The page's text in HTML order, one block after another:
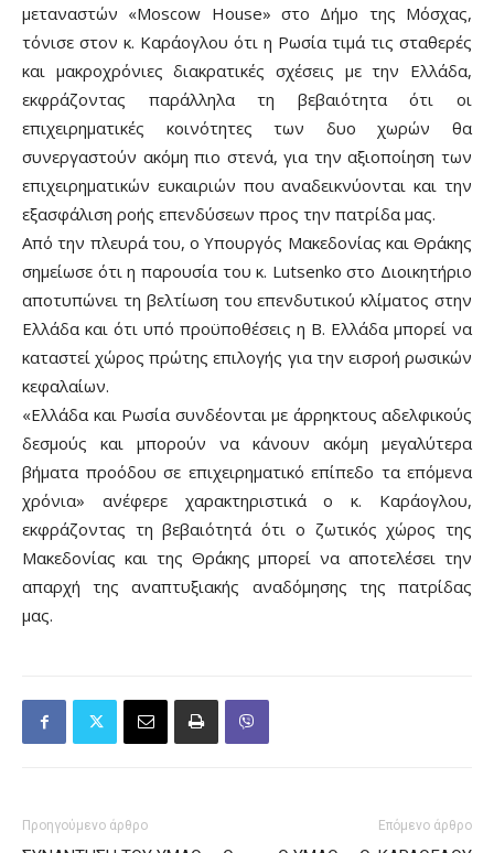
μεταναστών «Moscow House» στο Δήμο της Μόσχας,
τόνισε στον κ. Καράογλου ότι η Ρωσία τιμά τις σταθερές
και μακροχρόνιες διακρατικές σχέσεις με την Ελλάδα,
εκφράζοντας παράλληλα τη βεβαιότητα ότι οι
επιχειρηματικές κοινότητες των δυο χωρών θα
συνεργαστούν ακόμη πιο στενά, για την αξιοποίηση των
επιχειρηματικών ευκαιριών που αναδεικνύονται και την
εξασφάλιση ροής επενδύσεων προς την πατρίδα μας.
Από την πλευρά του, ο Υπουργός Μακεδονίας και Θράκης
σημείωσε ότι η παρουσία του κ. Lutsenko στο Διοικητήριο
αποτυπώνει τη βελτίωση του επενδυτικού κλίματος στην
Ελλάδα και ότι υπό προϋποθέσεις η Β. Ελλάδα μπορεί να
καταστεί χώρος πρώτης επιλογής για την εισροή ρωσικών
κεφαλαίων.
«Ελλάδα και Ρωσία συνδέονται με άρρηκτους αδελφικούς
δεσμούς και μπορούν να κάνουν ακόμη μεγαλύτερα
βήματα προόδου σε επιχειρηματικό επίπεδο τα επόμενα
χρόνια» ανέφερε χαρακτηριστικά ο κ. Καράογλου,
εκφράζοντας τη βεβαιότητά ότι ο ζωτικός χώρος της
Μακεδονίας και της Θράκης μπορεί να αποτελέσει την
απαρχή της αναπτυξιακής αναδόμησης της πατρίδας
μας.
Προηγούμενο άρθρο Επόμενο άρθρο